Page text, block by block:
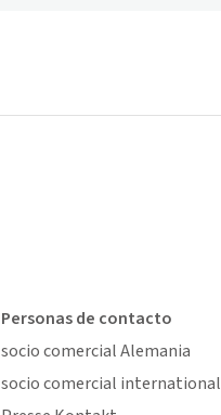
Personas de contacto
socio comercial Alemania
socio comercial international